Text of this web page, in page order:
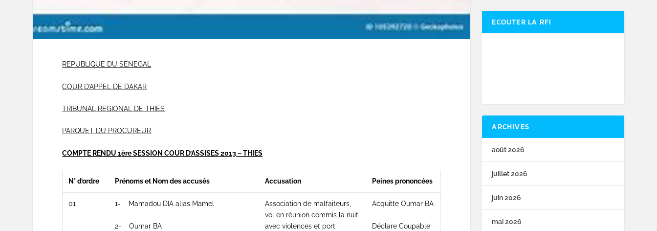
REPUBLIQUE DU SENEGAL
COUR D’APPEL DE DAKAR
TRIBUNAL REGIONAL DE THIES
PARQUET DU PROCUREUR
COMPTE RENDU 1èreSESSION COUR D’ASSISES 2013 – THIES
N° d’ordre Prénoms et Nom des accusés Accusation Peines prononcées
01 1- Mamadou DIA alias Mamel
2- Oumar BA
Association de malfaiteurs,
vol en réunion commis la nuit
avec violences et port
Acquitte Oumar BA
Déclare Coupable
ECOUTER LA RFI
ARCHIVES
août 2026
juillet 2026
juin 2026
mai 2026